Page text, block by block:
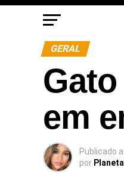
GERAL
em
Publicado a
por